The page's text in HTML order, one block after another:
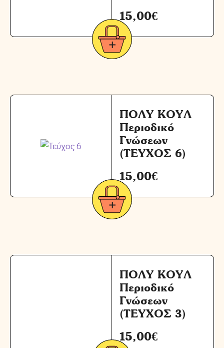
15,00€
ΠΟΛΥ ΚΟΥΛ
Περιοδικό
Γνώσεων
(ΤΕΥΧΟΣ 6)
15,00€
ΠΟΛΥ ΚΟΥΛ
Περιοδικό
Γνώσεων
(ΤΕΥΧΟΣ 3)
15,00€